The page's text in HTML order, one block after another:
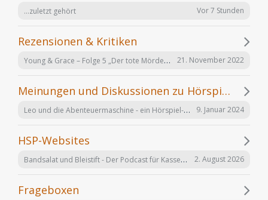
...zuletzt gehört Vor 7 Stunden
Rezensionen & Kritiken
Young & Grace – Folge 5 „Der tote Mörder“ von TOS Hörfabrik 21. November 2022
Meinungen und Diskussionen zu Hörspielen und Hörbüchern
Leo und die Abenteuermaschine - ein Hörspiel-Desaster mit Happy End 9. Januar 2024
HSP-Websites
Bandsalat und Bleistift - Der Podcast für Kassetten-Kinder 2. August 2026
Frageboxen